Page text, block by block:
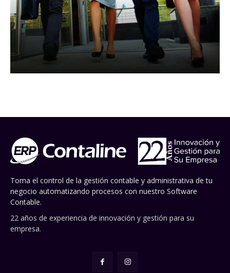
Toma el control de la gestión contable y administrativa de tu
negocio automatizando procesos con nuestro Software
Contable.
22 años de experiencia de innovación y gestión para su
empresa.